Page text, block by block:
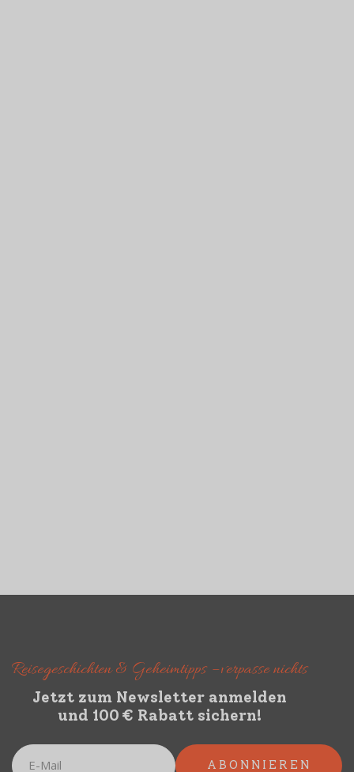
Reisegeschichten & Geheimtipps – verpasse nichts
Jetzt zum Newsletter anmelden
und 100 € Rabatt sichern!